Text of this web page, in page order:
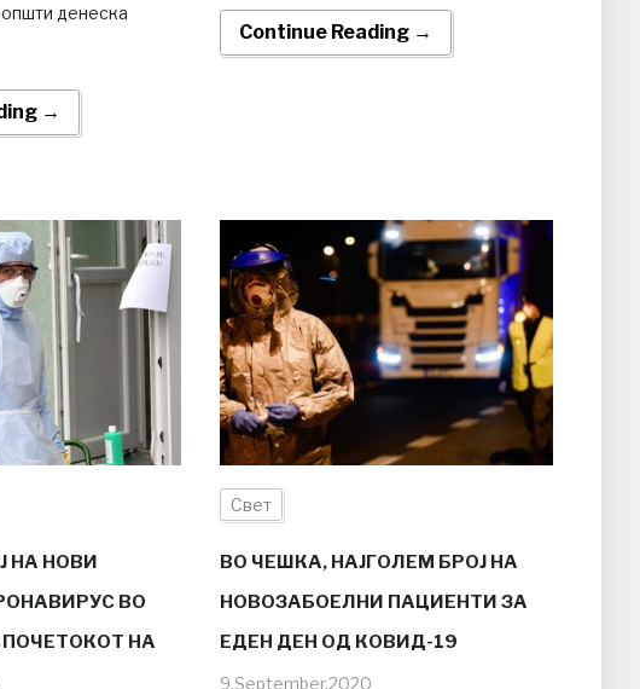
денеска
→
Continue Reading →
НА НОВИ
ВО
НА
Свет
ВО ЧЕШКА, НАЈГОЛЕМ БРОЈ НА
НОВОЗАБОЕЛНИ ПАЦИЕНТИ ЗА
ЕДЕН ДЕН ОД КОВИД-19
9.September.2020